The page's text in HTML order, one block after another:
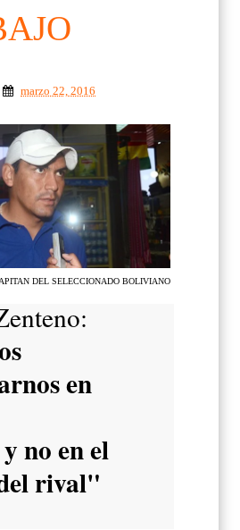
marzo 22, 2016
DEL SELECCIONADO BOLIVIANO
en
no en el
rival"